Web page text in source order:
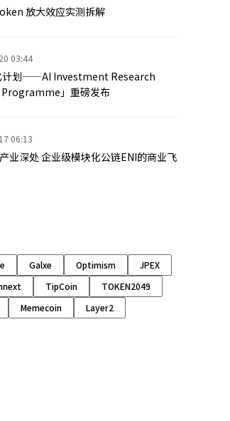
放大效应实测拆解
03:44
计划——AI Investment Research
」重磅发布
06:13
业深处 企业级模块化公链ENI的商业飞
Galxe Optimism
JPEX
TipCoin
TOKEN2049
Memecoin Layer2